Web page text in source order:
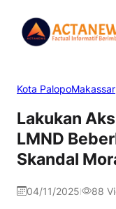
Kota PalopoMakassar
Lakukan
LMND
Skandal
04/11/2025 88